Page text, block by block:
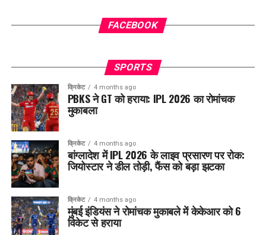
FACEBOOK
SPORTS
क्रिकेट 4 months ago
PBKS ने GT को हराया: IPL 2026 का रोमांचक
मुकाबला
क्रिकेट 4 months ago
बांग्लादेश में IPL 2026 के लाइव प्रसारण पर रोक:
जियोस्टार ने डील तोड़ी, फैंस को बड़ा झटका
क्रिकेट 4 months ago
मुंबई इंडियंस ने रोमांचक मुकाबले में केकेआर को 6
विकेट से हराया